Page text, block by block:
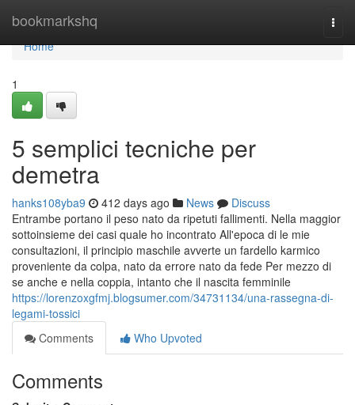
bookmarkshq
Home
Home
1
5 semplici tecniche per
demetra
hanks108yba9 412 days ago News
Discuss
Entrambe portano il peso nato da ripetuti fallimenti. Nella maggior
sottoinsieme dei casi quale ho incontrato All'epoca di le mie
consultazioni, il principio maschile avverte un fardello karmico
proveniente da colpa, nato da errore nato da fede Per mezzo di
se anche e nella coppia, intanto che il nascita femminile
https://lorenzoxgfmj.blogsumer.com/34731134/una-rassegna-di-
legami-tossici
Comments
Who Upvoted
Comments